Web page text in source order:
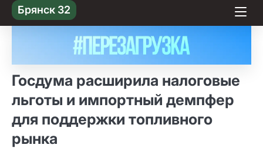
Skip
to content
Брянск 32
Госдума расширила налоговые
льготы и импортный демпфер
для поддержки топливного
рынка